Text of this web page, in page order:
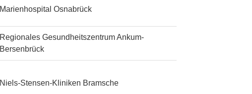
Marienhospital Osnabrück
Regionales Gesundheitszentrum Ankum-
Bersenbrück
Niels-Stensen-Kliniken Bramsche